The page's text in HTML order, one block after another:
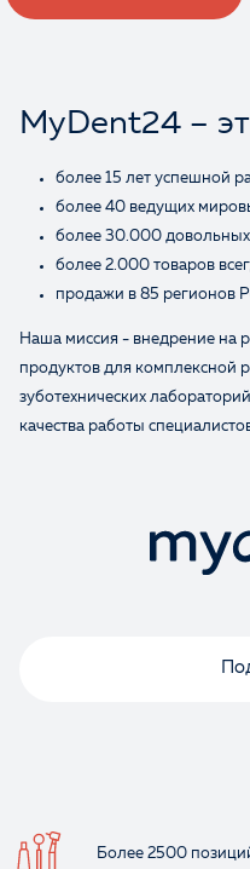
MyDent24 –
более 15 лет успешной
более 40 ведущих
более 30.000 довольных
более 2.000 товаров
продажи в 85 регионов
Наша миссия - внедрение на
продуктов для комплексной
зуботехнических
качества работы
Более 2500